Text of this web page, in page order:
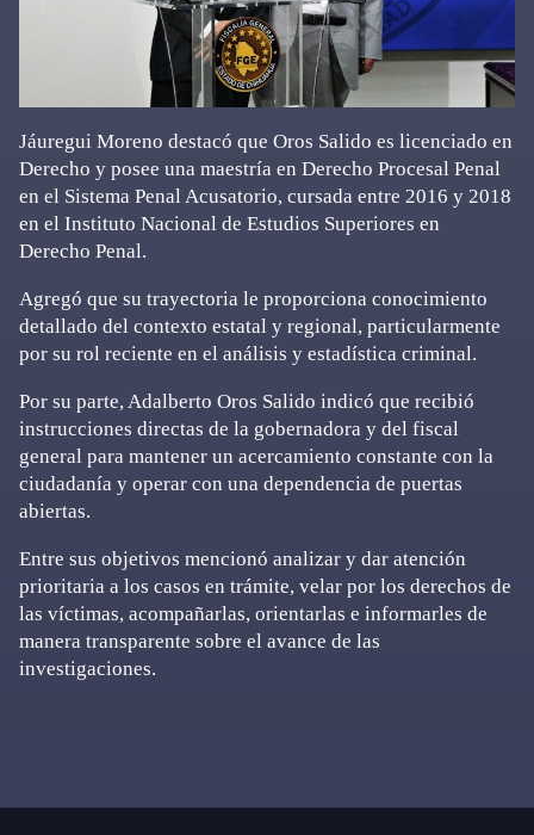
Jáuregui Moreno destacó que Oros Salido es licenciado en
Derecho y posee una maestría en Derecho Procesal Penal
en el Sistema Penal Acusatorio, cursada entre 2016 y 2018
en el Instituto Nacional de Estudios Superiores en
Derecho Penal.
Agregó que su trayectoria le proporciona conocimiento
detallado del contexto estatal y regional, particularmente
por su rol reciente en el análisis y estadística criminal.
Por su parte, Adalberto Oros Salido indicó que recibió
instrucciones directas de la gobernadora y del fiscal
general para mantener un acercamiento constante con la
ciudadanía y operar con una dependencia de puertas
abiertas.
Entre sus objetivos mencionó analizar y dar atención
prioritaria a los casos en trámite, velar por los derechos de
las víctimas, acompañarlas, orientarlas e informarles de
manera transparente sobre el avance de las
investigaciones.